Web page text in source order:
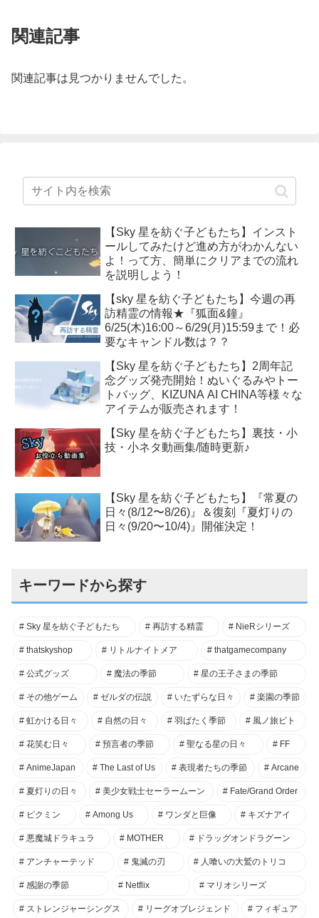
関連記事
関連記事は見つかりませんでした。
【Sky 星を紡ぐ子どもたち】インスト
ールしてみたけど進め方がわかんない
よ！って方、簡単にクリアまでの流れ
を説明しよう！
【sky 星を紡ぐ子どもたち】今週の再
訪精霊の情報★『狐面&鐘』
6/25(木)16:00～6/29(月)15:59まで！必
要なキャンドル数は？？
【Sky 星を紡ぐ子どもたち】2周年記
念グッズ発売開始！ぬいぐるみやトー
トバッグ、KIZUNA AI CHINA等様々な
アイテムが販売されます！
【Sky 星を紡ぐ子どもたち】裏技・小
技・小ネタ動画集/随時更新♪
【Sky 星を紡ぐ子どもたち】『常夏の
日々(8/12〜8/26)』＆復刻『夏灯りの
日々(9/20〜10/4)』開催決定！
キーワードから探す
Sky 星を紡ぐ子どもたち 再訪する精霊 NieRシリーズ
thatskyshop リトルナイトメア thatgamecompany
公式グッズ 魔法の季節 星の王子さまの季節
その他ゲーム ゼルダの伝説 いたずらな日々 楽園の季節
虹かける日々 自然の日々 羽ばたく季節 風ノ旅ビト
花笑む日々 預言者の季節 聖なる星の日々 FF
AnimeJapan The Last of Us 表現者たちの季節 Arcane
夏灯りの日々 美少女戦士セーラームーン Fate/Grand Order
ピクミン Among Us ワンダと巨像 キズナアイ
悪魔城ドラキュラ MOTHER ドラッグオンドラグーン
アンチャーテッド 鬼滅の刃 人喰いの大鷲のトリコ
感謝の季節 Netflix マリオシリーズ
ストレンジャーシングス リーグオブレジェンド フィギュア